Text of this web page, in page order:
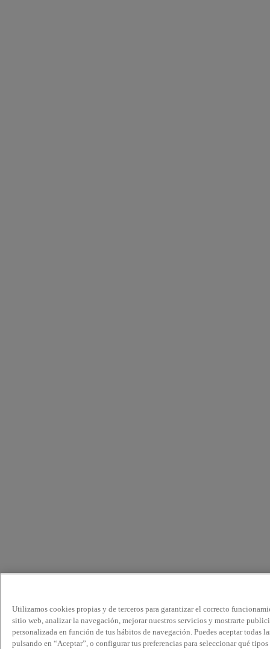
Utilizamos cookies propias y de terceros para garantizar el correcto
sitio web, analizar la navegación, mejorar nuestros servicios y mostrarte
personalizada en función de tus hábitos de navegación. Puedes aceptar todas
pulsando en “Aceptar”, o configurar tus preferencias para seleccionar qué tipos